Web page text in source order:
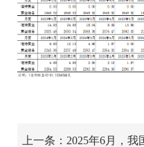
上一条：2025年6月，